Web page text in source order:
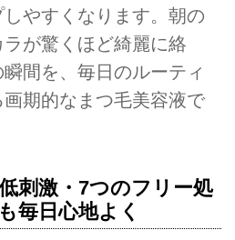
やすくなります。朝の
が驚くほど綺麗に絡
間を、毎日のルーティ
期的なまつ毛美容液で
刺激・7つのフリー処
毎日心地よく